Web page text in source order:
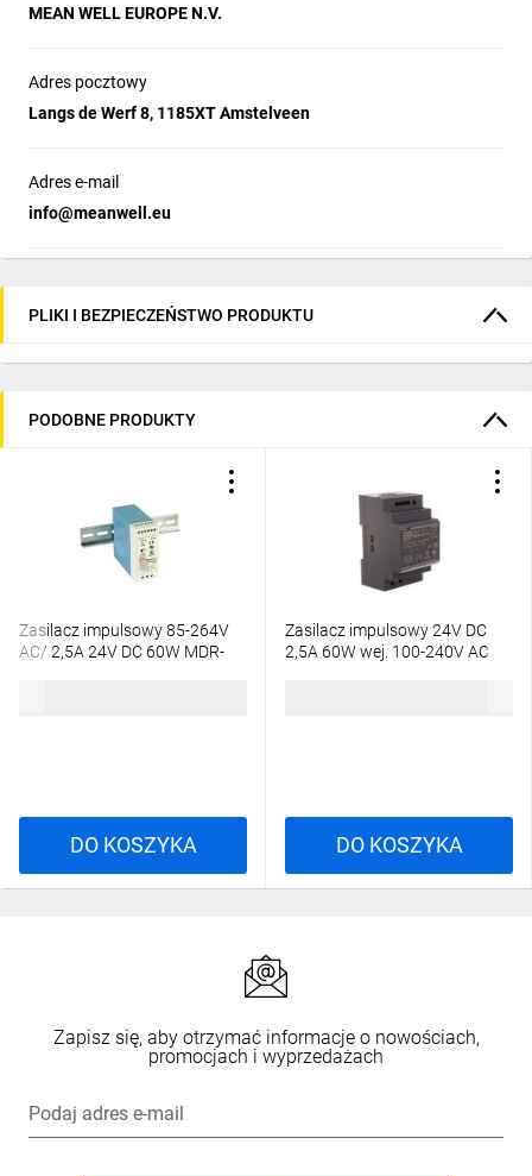
MEAN WELL EUROPE N.V.
Adres pocztowy
Langs de Werf 8, 1185XT Amstelveen
Adres e-mail
info@meanwell.eu
PLIKI I BEZPIECZEŃSTWO PRODUKTU
PODOBNE PRODUKTY
Zasilacz impulsowy 85-264V
AC/ 2,5A 24V DC 60W MDR-
DO KOSZYKA
Zasilacz impulsowy 24V DC
2,5A 60W wej. 100-240V AC
DO KOSZYKA
Zapisz się, aby otrzymać informacje o nowościach,
promocjach i wyprzedażach
Podaj adres e-mail